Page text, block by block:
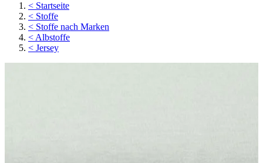
< Startseite
< Stoffe
< Stoffe nach Marken
< Albstoffe
< Jersey